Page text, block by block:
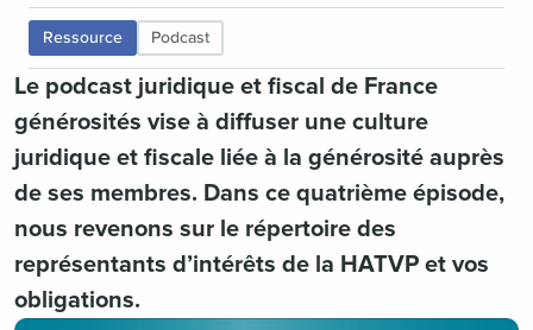
Ressource Podcast
Le podcast juridique et fiscal de France
générosités vise à diffuser une culture
juridique et fiscale liée à la générosité auprès
de ses membres. Dans ce quatrième épisode,
nous revenons sur le répertoire des
représentants d’intérêts de la HATVP et vos
obligations.